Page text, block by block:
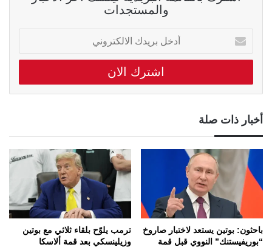
والمستجدات
أدخل
بريدك
الالكتروني
أخبار ذات صلة
باحثون: بوتين يستعد لاختبار صاروخ
“بوريفيستنك” النووي قبل قمة
ترمب يلوّح بلقاء ثلاثي مع بوتين
وزيلينسكي بعد قمة ألاسكا